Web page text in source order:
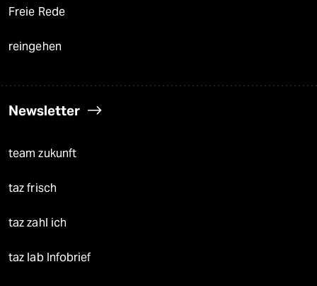
Freie Rede
reingehen
Newsletter
team zukunft
taz frisch
taz zahl ich
taz lab Infobrief